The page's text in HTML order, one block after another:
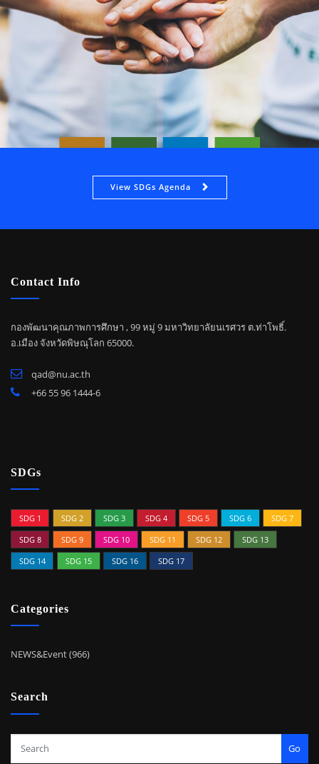
View SDGs Agenda
Contact Info
กองพัฒนาคุณภาพการศึกษา , 99 หมู่ 9 มหาวิทยาลัยนเรศวร ต.ท่าโพธิ์.
อ.เมือง จังหวัดพิษณุโลก 65000.
qad@nu.ac.th
+66 55 96 1444-6
SDGs
SDG 1 SDG 2 SDG 3 SDG 4 SDG 5 SDG 6
SDG 7
SDG 8
SDG 9 SDG 10 SDG 11 SDG 12
SDG 13
SDG 14
SDG 15 SDG 16 SDG 17
Categories
NEWS&Event (966)
Search
Go